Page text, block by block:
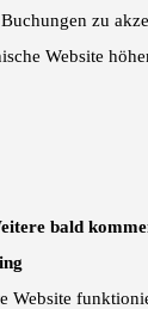
zu
Website
bald
Website